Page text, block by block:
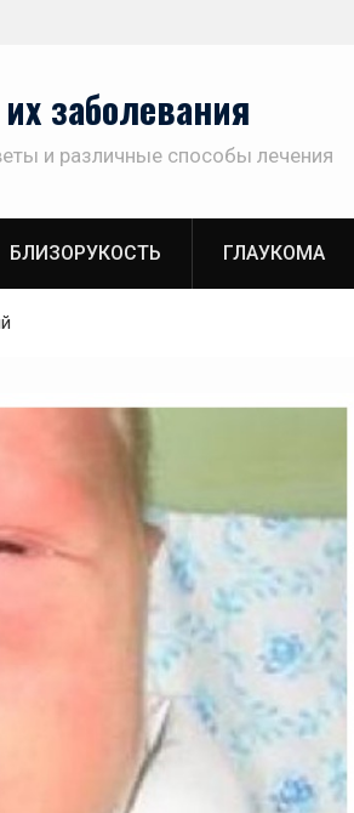
заболевания
и различные способы лечения
БЛИЗОРУКОСТЬ ГЛАУКОМА